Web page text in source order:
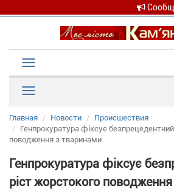
Главная Новости
Происшествия
Генпрокуратура фіксує
поводження з тваринами
Генпрокуратура фіксує
ріст жорстокого